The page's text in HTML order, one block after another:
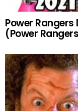
Power
(Power